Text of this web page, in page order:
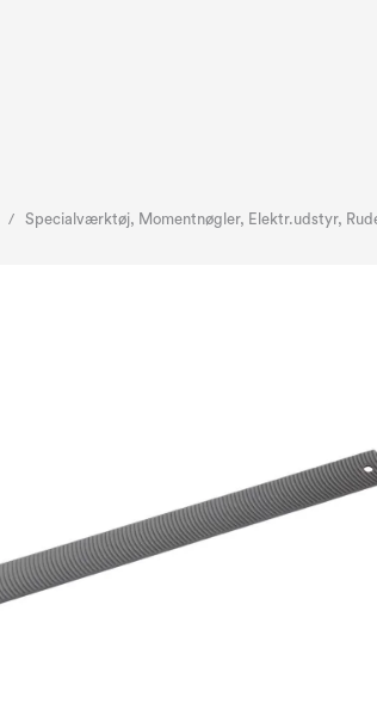
/ Specialværktøj, Momentnøgler, Elektr.udstyr,